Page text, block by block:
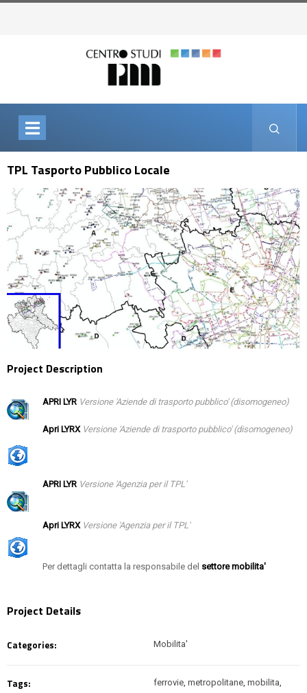
TPL Tasporto Pubblico Locale
Project Description
APRI LYR Versione 'Aziende di trasporto pubblico' (disomogeneo)
Apri LYRXVersione 'Aziende di trasporto pubblico' (disomogeneo)
APRI LYR Versione 'Agenzia per il TPL'
Apri LYRXVersione 'Agenzia per il TPL'
Per dettagli contatta la responsabile del settore mobilita'
Project Details
Categories: Mobilita'
Tags: ferrovie metropolitane mobilita